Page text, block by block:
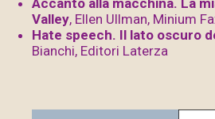
Accanto alla macchina. La
Valley, Ellen Ullman, Minium
Hate speech. Il lato oscuro
Bianchi, Editori Laterza